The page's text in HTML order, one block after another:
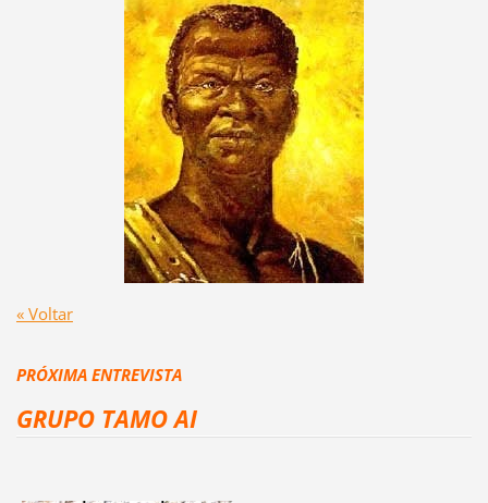
« Voltar
PRÓXIMA ENTREVISTA
GRUPO TAMO AI